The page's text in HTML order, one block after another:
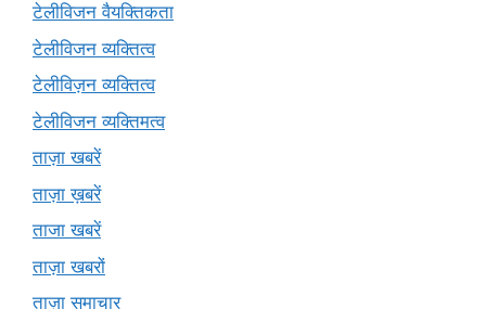
टेलीविजन वैयक्तिकता
टेलीविजन व्यक्तित्व
टेलीविज़न व्यक्तित्व
टेलीविजन व्यक्तिमत्व
ताज़ा खबरें
ताज़ा ख़बरें
ताजा खबरें
ताज़ा खबरों
ताज़ा समाचार